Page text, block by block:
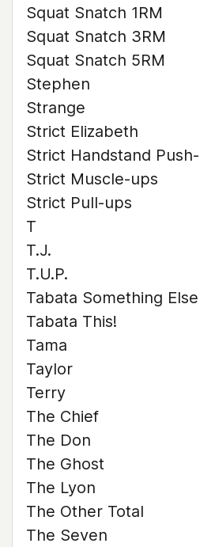
Squat Snatch 1RM
Squat Snatch 3RM
Squat Snatch 5RM
Stephen
Strange
Strict Elizabeth
Strict Handstand
Strict Muscle-ups
Strict Pull-ups
T
T.J.
T.U.P.
Tabata Something Else
Tabata This!
Tama
Taylor
Terry
The Chief
The Don
The Ghost
The Lyon
The Other Total
The Seven